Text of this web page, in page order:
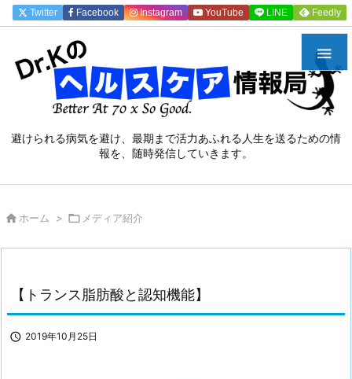
避けられる病気を避け、最期まで活力あふれる人生を送るための情
報を、随時発信していきます。

Twitter Facebook Instagram YouTube LINE Feedly
 ホーム >  メディア紹介
【トランス脂肪酸と認知機能】
 2019年10月25日